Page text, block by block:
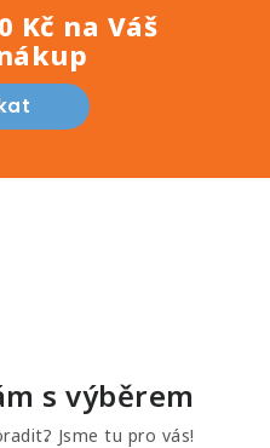
Kč na Váš
s výběrem
Jsme tu pro vás!